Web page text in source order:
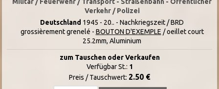
Verkehr / Polizei
Deutschland 1945 - 20.. - Nachkriegszeit / BRD
grossièrement grenelé - BOUTON D'EXEMPLE / oeillet court
25.2mm, Aluminium
zum Tauschen oder Verkaufen
Verfügbar St.: 1
Preis / Tauschwert: 2.50 €